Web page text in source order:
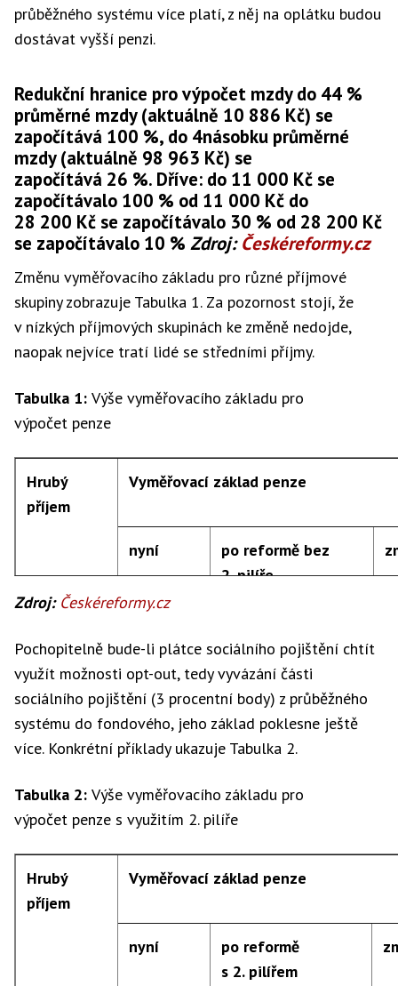
průběžného systému více platí, z něj na oplátku budou
dostávat vyšší penzi.
Redukční hranice pro výpočet mzdy do 44 %
průměrné mzdy (aktuálně 10 886 Kč) se
započítává 100 %, do 4násobku průměrné
mzdy (aktuálně 98 963 Kč) se
započítává 26 %. Dříve: do 11 000 Kč se
započítávalo 100 % od 11 000 Kč do
28 200 Kč se započítávalo 30 % od 28 200 Kč
se započítávalo 10 % Zdroj:Českéreformy.cz
Změnu vyměřovacího základu pro různé příjmové
skupiny zobrazuje Tabulka 1. Za pozornost stojí, že
v nízkých příjmových skupinách ke změně nedojde,
naopak nejvíce tratí lidé se středními příjmy.
Tabulka 1: Výše vyměřovacího základu pro
výpočet penze
Hrubý
příjem
Vyměřovací základ penze
nyní
po reformě bez
2. pilíře
10 000 Kč 10 000 Kč 10 000 Kč
20 000 Kč 13 700 Kč 13 256 Kč
40 000 Kč 17 340 Kč 18 456 Kč 1
50 000 Kč
Zdroj: Českéreformy.cz
Pochopitelně bude-li plátce sociálního pojištění chtít
využít možnosti opt-out, tedy vyvázání části
sociálního pojištění (3 procentní body) z průběžného
systému do fondového, jeho základ poklesne ještě
více. Konkrétní příklady ukazuje Tabulka 2.
Tabulka 2: Výše vyměřovacího základu pro
výpočet penze s využitím 2. pilíře
Hrubý
příjem
Vyměřovací základ penze
nyní
po reformě
s 2. pilířem